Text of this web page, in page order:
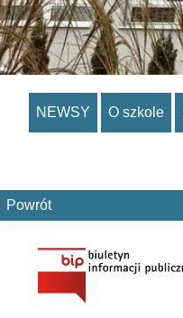
NEWSY O szkole
Powrót